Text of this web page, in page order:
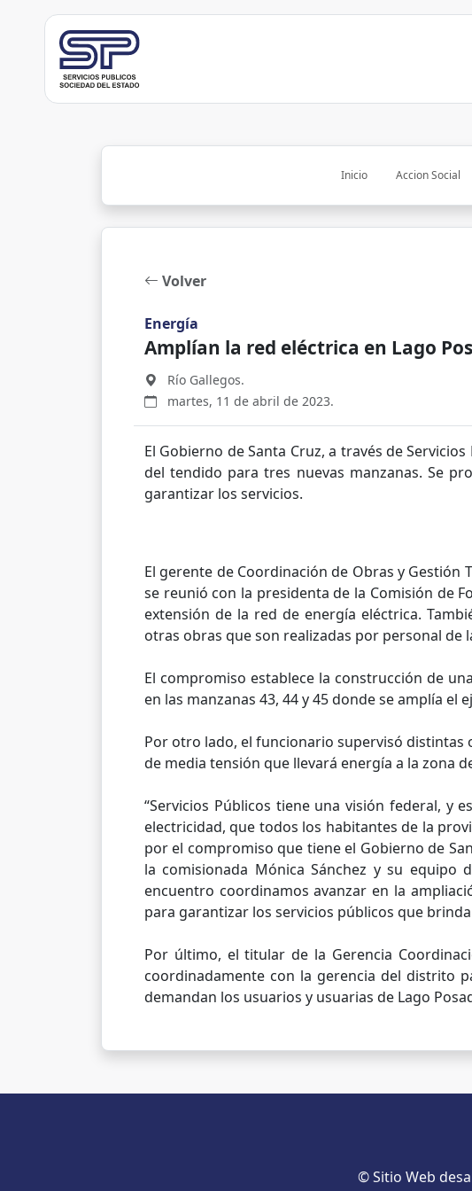
Inicio Accion Social
Volver
Energía
Amplían la red eléctrica en Lago
Río Gallegos.
martes, 11 de abril de 2023.
El Gobierno de Santa Cruz, a través de
del tendido para tres nuevas manzanas. Se
garantizar los servicios.
El gerente de Coordinación de Obras y Gestión
se reunió con la presidenta de la Comisión de
extensión de la red de energía eléctrica.
otras obras que son realizadas por personal de
El compromiso establece la construcción de
en las manzanas 43, 44 y 45 donde se amplía
Por otro lado, el funcionario supervisó distintas
de media tensión que llevará energía a la zona
“Servicios Públicos tiene una visión federal, y
electricidad, que todos los habitantes de la
por el compromiso que tiene el Gobierno de
la comisionada Mónica Sánchez y su equipo
encuentro coordinamos avanzar en la
para garantizar los servicios públicos que
Por último, el titular de la Gerencia
coordinadamente con la gerencia del distrito
demandan los usuarios y usuarias de Lago
© Sitio Web